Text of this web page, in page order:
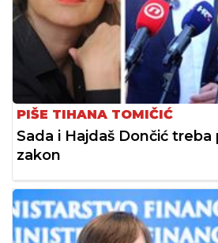
PIŠE TIHANA TOMIČIĆ
Sada i Hajdaš Dončić
zakon